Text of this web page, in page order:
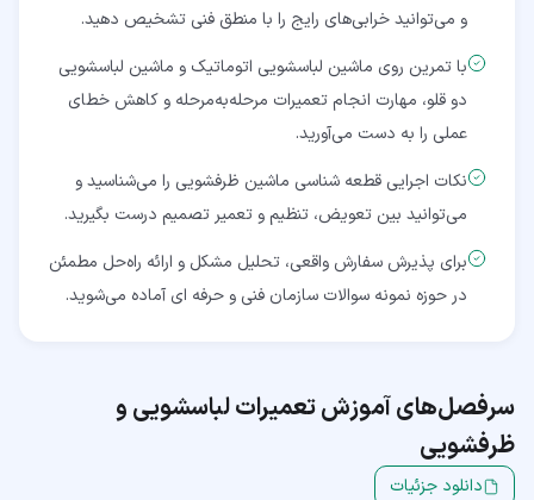
و می‌توانید خرابی‌های رایج را با منطق فنی تشخیص دهید.
با تمرین روی ماشین لباسشویی اتوماتیک و ماشین لباسشویی
دو قلو، مهارت انجام تعمیرات مرحله‌به‌مرحله و کاهش خطای
عملی را به دست می‌آورید.
نکات اجرایی قطعه شناسی ماشین ظرفشویی را می‌شناسید و
می‌توانید بین تعویض، تنظیم و تعمیر تصمیم درست بگیرید.
برای پذیرش سفارش واقعی، تحلیل مشکل و ارائه راه‌حل مطمئن
در حوزه نمونه سوالات سازمان فنی و حرفه ای آماده می‌شوید.
سرفصل‌های آموزشتعمیرات لباسشویی و
ظرفشویی
دانلود جزئیات